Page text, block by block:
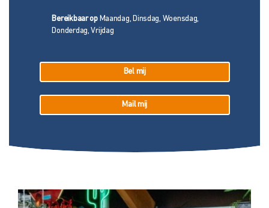
Bereikbaar opMaandag, Dinsdag, Woensdag,
Donderdag, Vrijdag
Bel mij
Mail mij